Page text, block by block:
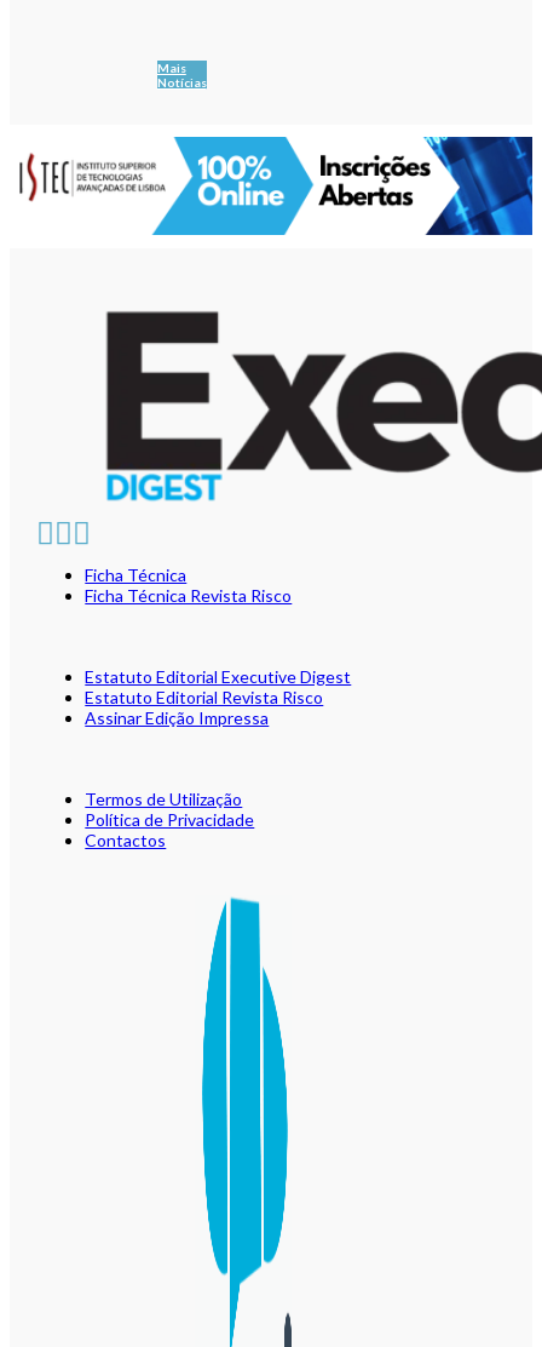
Mais
Notícias
Ficha Técnica
Ficha Técnica Revista Risco
Estatuto Editorial Executive Digest
Estatuto Editorial Revista Risco
Assinar Edição Impressa
Termos de Utilização
Política de Privacidade
Contactos